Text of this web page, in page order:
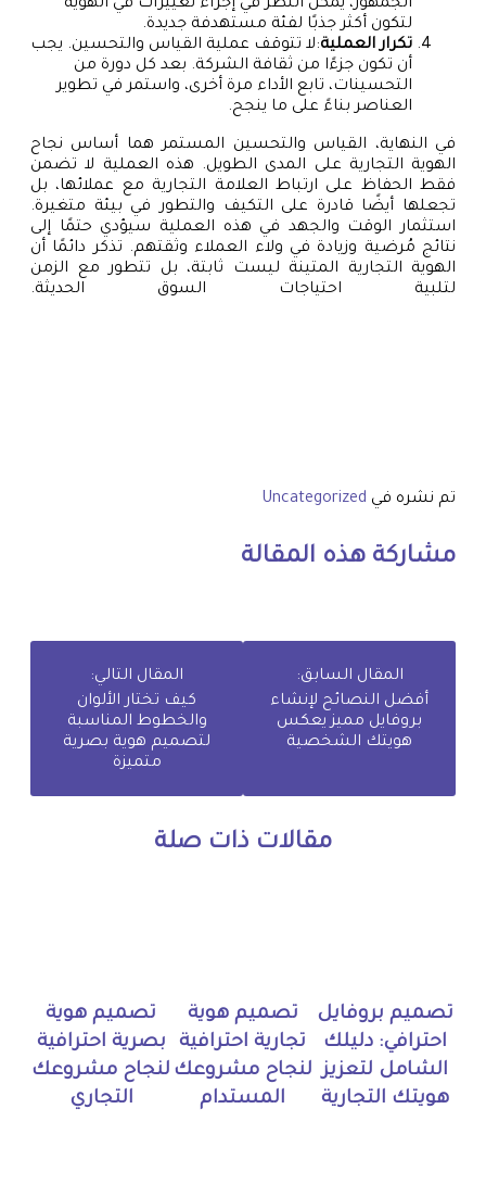
الجمهور، يمكن النظر في إجراء تغييرات في الهوية
لتكون أكثر جذبًا لفئة مستهدفة جديدة.
تكرار العملية:لا تتوقف عملية القياس والتحسين. يجب
أن تكون جزءًا من ثقافة الشركة. بعد كل دورة من
التحسينات، تابع الأداء مرة أخرى، واستمر في تطوير
العناصر بناءً على ما ينجح.
في النهاية، القياس والتحسين المستمر هما أساس نجاح
الهوية التجارية على المدى الطويل. هذه العملية لا تضمن
فقط الحفاظ على ارتباط العلامة التجارية مع عملائها، بل
تجعلها أيضًا قادرة على التكيف والتطور في بيئة متغيرة.
استثمار الوقت والجهد في هذه العملية سيؤدي حتمًا إلى
نتائج مُرضية وزيادة في ولاء العملاء وثقتهم. تذكر دائمًا أن
الهوية التجارية المتينة ليست ثابتة، بل تتطور مع الزمن
لتلبية احتياجات السوق الحديثة.
تم نشره في Uncategorized
مشاركة هذه المقالة
المقال السابق:
أفضل النصائح لإنشاء
بروفايل مميز يعكس
هويتك الشخصية
المقال التالي:
كيف تختار الألوان
والخطوط المناسبة
لتصميم هوية بصرية
متميزة
مقالات ذات صلة
تصميم بروفايل
احترافي: دليلك
الشامل لتعزيز
هويتك التجارية
تصميم هوية
تجارية احترافية
لنجاح مشروعك
المستدام
تصميم هوية
بصرية احترافية
لنجاح مشروعك
التجاري